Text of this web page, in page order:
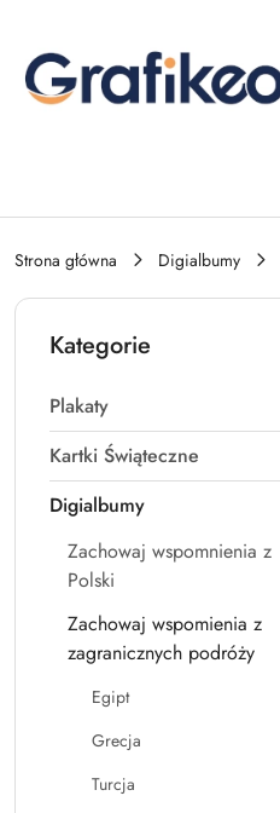
Strona główna Digialbumy
Kategorie
Plakaty
Kartki Świąteczne
Digialbumy
Zachowaj wspomnienia z
Polski
Zachowaj wspomienia z
zagranicznych podróży
Egipt
Grecja
Turcja